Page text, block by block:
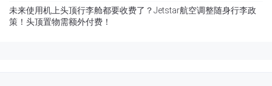
未来使用机上头顶行李舱都要收费了？Jetstar航空调整随身行李政
策！头顶置物需额外付费！